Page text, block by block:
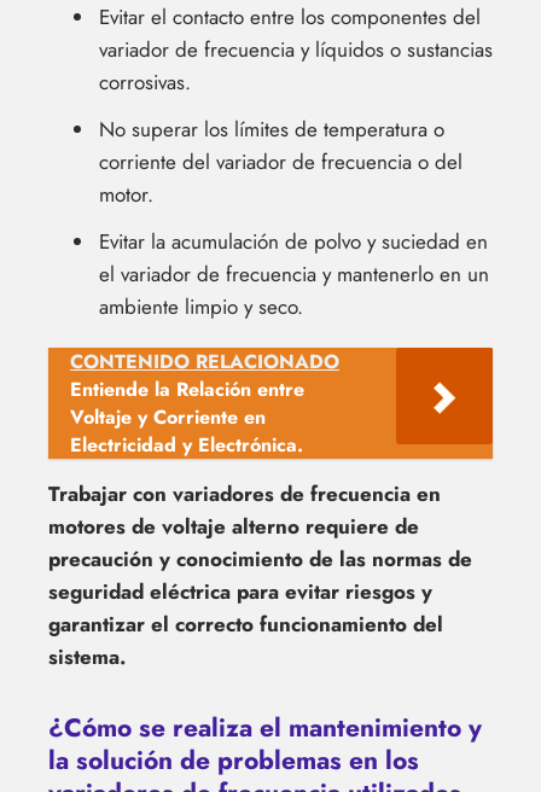
Evitar el contacto entre los componentes del
variador de frecuencia y líquidos o sustancias
corrosivas.
No superar los límites de temperatura o
corriente del variador de frecuencia o del
motor.
Evitar la acumulación de polvo y suciedad en
el variador de frecuencia y mantenerlo en un
ambiente limpio y seco.
CONTENIDO RELACIONADO
Entiende la Relación entre
Voltaje y Corriente en
Electricidad y Electrónica.
Trabajar con variadores de frecuencia en
motores de voltaje alterno requiere de
precaución y conocimiento de las normas de
seguridad eléctrica para evitar riesgos y
garantizar el correcto funcionamiento del
sistema.
¿Cómo se realiza el mantenimiento y
la solución de problemas en los